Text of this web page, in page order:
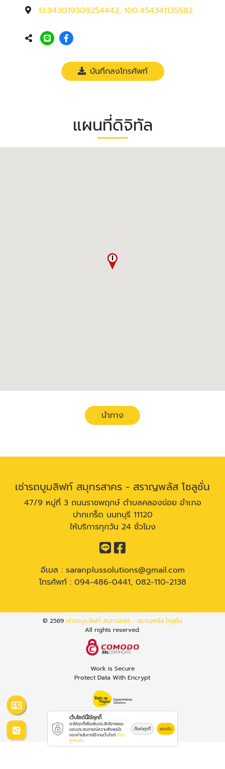
13.943019309254442, 100.454341135582
บันทึกลงโทรศัพท์
แผนที่ดิจิทัล
นำทาง
เช่ารถบูมลิฟท์ สมุทรสาคร - สราญพลัส โซลูชั่น
47/9 หมู่ที่ 3 ถนนราชพฤกษ์ ตำบลคลองข่อย อำเภอ
ปากเกร็ด นนทบุรี 11120
ให้บริการทุกวัน 24 ชั่วโมง
อีเมล : saranplussolutions@gmail.com
โทรศัพท์ : 094-486-0441, 082-110-2138
© 2569 เช่ารถบูมลิฟท์ สมุทรสาคร - สราญพลัส โซลูชั่น
All rights reserved.
Work is Secure
Protect Data With Encrypt
Powered By
Thailand YellowPages
เว็บไซต์นี้ใช้คุกกี้
เราใช้คุกกี้เพื่อเพิ่มประสิทธิภาพและ
มอบประสบการณ์ความพึงพอใจ
ของท่านในการใช้งานเว็บไซต์ เรียน
รู้เพิ่มเติม
ตั้งค่าคุกกี้ ยอมรับ